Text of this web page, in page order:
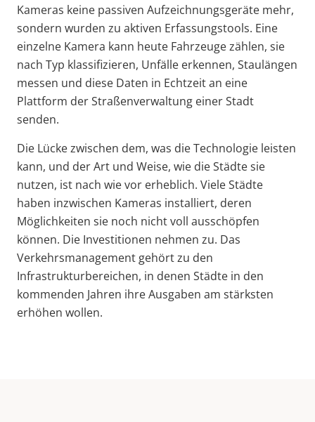
Kameras keine passiven Aufzeichnungsgeräte mehr,
sondern wurden zu aktiven Erfassungstools. Eine
einzelne Kamera kann heute Fahrzeuge zählen, sie
nach Typ klassifizieren, Unfälle erkennen, Staulängen
messen und diese Daten in Echtzeit an eine
Plattform der Straßenverwaltung einer Stadt
senden.
Die Lücke zwischen dem, was die Technologie leisten
kann, und der Art und Weise, wie die Städte sie
nutzen, ist nach wie vor erheblich. Viele Städte
haben inzwischen Kameras installiert, deren
Möglichkeiten sie noch nicht voll ausschöpfen
können. Die Investitionen nehmen zu. Das
Verkehrsmanagement gehört zu den
Infrastrukturbereichen, in denen Städte in den
kommenden Jahren ihre Ausgaben am stärksten
erhöhen wollen.